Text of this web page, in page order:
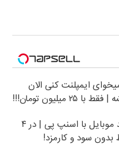
ایمپلنت کنی الان
با ۲۵ میلیون تومان!!!
خرید موبایل با اسنپ پی | در ۴
سود و کارمزد!